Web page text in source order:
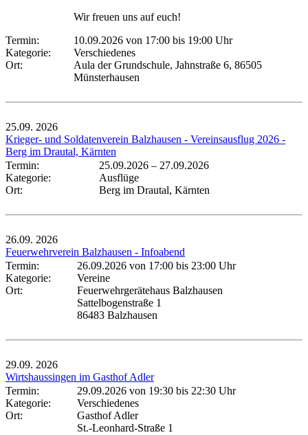
Wir freuen uns auf euch!
Termin:
10.09.2026 von 17:00 bis 19:00 Uhr
Kategorie:
Verschiedenes
Ort:
Aula der Grundschule, Jahnstraße 6, 86505
Münsterhausen
25.09. 2026
Krieger- und Soldatenverein Balzhausen - Vereinsausflug 2026 -
Berg im Drautal, Kärnten
Termin:
25.09.2026 – 27.09.2026
Kategorie:
Ausflüge
Ort:
Berg im Drautal, Kärnten
26.09. 2026
Feuerwehrverein Balzhausen - Infoabend
Termin:
26.09.2026 von 17:00 bis 23:00 Uhr
Kategorie:
Vereine
Ort:
Feuerwehrgerätehaus Balzhausen
Sattelbogenstraße 1
86483 Balzhausen
29.09. 2026
Wirtshaussingen im Gasthof Adler
Termin:
29.09.2026 von 19:30 bis 22:30 Uhr
Kategorie:
Verschiedenes
Ort:
Gasthof Adler
St.-Leonhard-Straße 1